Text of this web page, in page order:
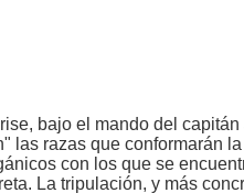
bajo el mando del capitán
las razas que conformarán
con los que se
La tripulación, y más